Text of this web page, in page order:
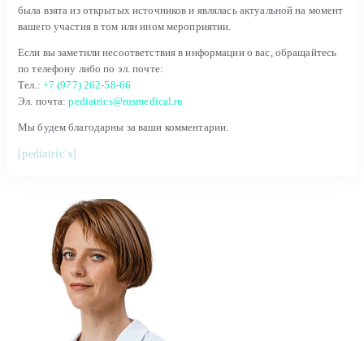
была взята из открытых источников и являлась актуальной на момент
вашего участия в том или ином мероприятии.
Если вы заметили несоответствия в информации о вас, обращайтесь
по телефону либо по эл. почте:
Тел.: +7 (977) 262-58-66
Эл. почта:pediatrics@rusmedical.ru
Мы будем благодарны за ваши комментарии.
[pediatric`s]